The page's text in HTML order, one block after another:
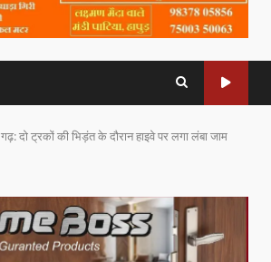
गढ़: दो ट्रकों की भिड़ंत के दौरान हाइवे पर लगा लंबा जाम